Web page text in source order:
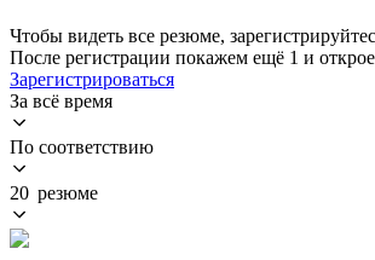
Чтобы видеть все резюме,
После регистрации покажем ещё 1 и
Зарегистрироваться
За всё время
По соответствию
20 резюме